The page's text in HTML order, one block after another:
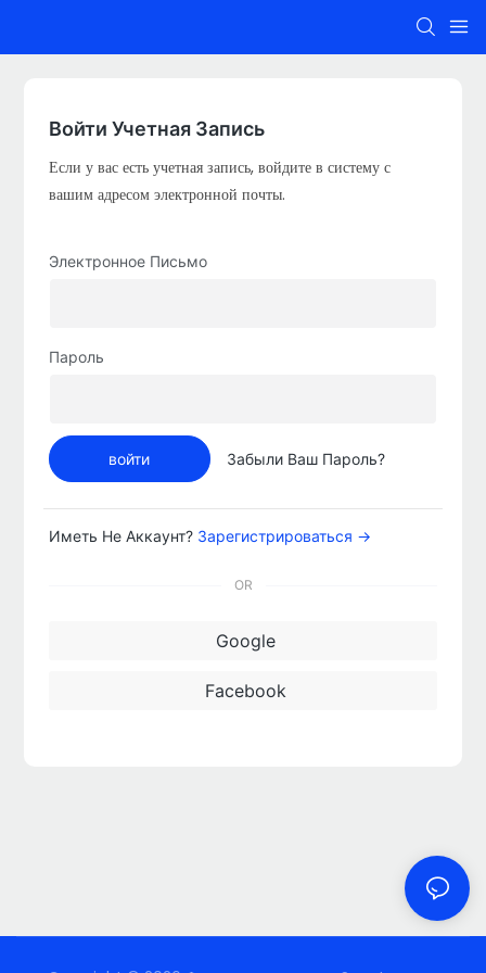
Войти Учетная Запись
Если у вас есть учетная запись, войдите в систему с
вашим адресом электронной почты.
Электронное Письмо
Пароль
войти Забыли Ваш Пароль?
Иметь Не Аккаунт? Зарегистрироваться →
OR
Google
Facebook